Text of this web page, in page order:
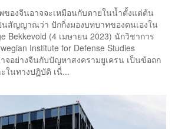
ของจีนอาจจะเหมือนกับตายในน้ำตั้งแต่ต้น
นสัญญาณว่า ปักกิ่งมองบทบาทของตนเองใน
Bekkevold (4 เมษายน 2023) นักวิชาการ
Institute for Defense Studies
จอย่างจีนกับปัญหาสงครามยูเครน เป็นข้อถก
ในทางปฏิบัติ เนื่...